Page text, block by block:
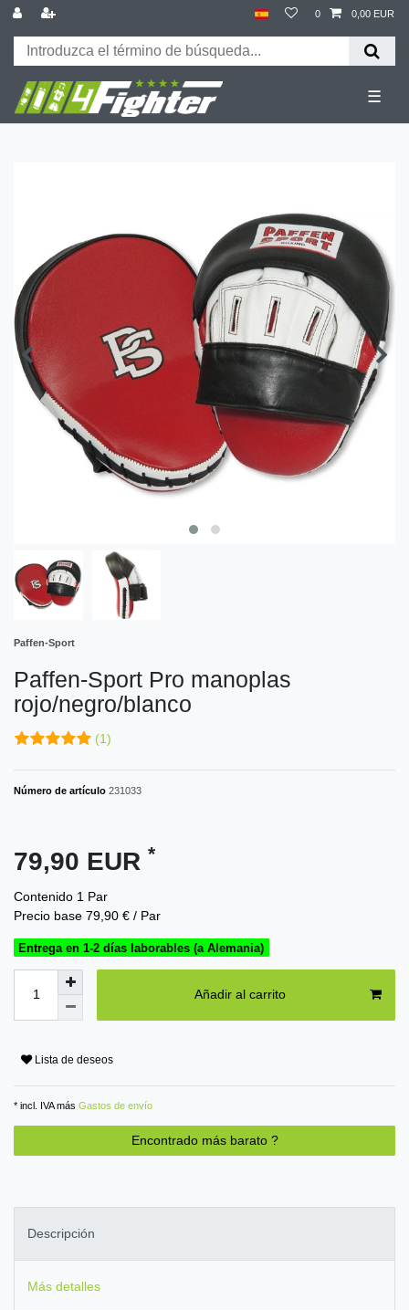
0 0,00 EUR
☰
Paffen-Sport
Paffen-Sport Pro manoplas
rojo/negro/blanco
(1)
Número de artículo 231033
79,90 EUR *
Contenido 1 Par
Precio base 79,90 € / Par
Entrega en 1-2 días laborables (a Alemania)
Añadir al carrito
Lista de deseos
* incl. IVA más Gastos de envío
Encontrado más barato ?
Descripción
Más detalles